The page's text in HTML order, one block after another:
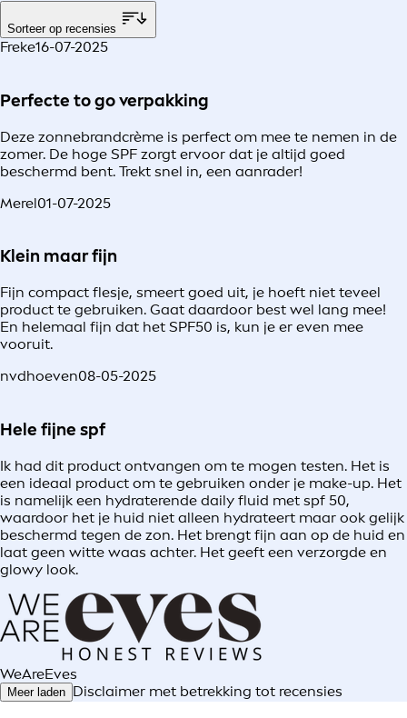
Sorteer op recensies
Freke16-07-2025
Perfecte to go verpakking
Deze zonnebrandcrème is perfect om mee te nemen in de
zomer. De hoge SPF zorgt ervoor dat je altijd goed
beschermd bent. Trekt snel in, een aanrader!
Merel01-07-2025
Klein maar fijn
Fijn compact flesje, smeert goed uit, je hoeft niet teveel
product te gebruiken. Gaat daardoor best wel lang mee!
En helemaal fijn dat het SPF50 is, kun je er even mee
vooruit.
nvdhoeven08-05-2025
Hele fijne spf
Ik had dit product ontvangen om te mogen testen. Het is
een ideaal product om te gebruiken onder je make-up. Het
is namelijk een hydraterende daily fluid met spf 50,
waardoor het je huid niet alleen hydrateert maar ook gelijk
beschermd tegen de zon. Het brengt fijn aan op de huid en
laat geen witte waas achter. Het geeft een verzorgde en
glowy look.
WeAreEves
Meer laden Disclaimer met betrekking tot recensies